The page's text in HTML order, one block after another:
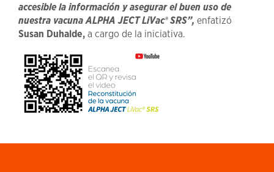
accesible la información y asegurar el buen uso de
nuestra vacuna ALPHA JECT LiVac® SRS”, enfatizó
Susan Duhalde, a cargo de la iniciativa.